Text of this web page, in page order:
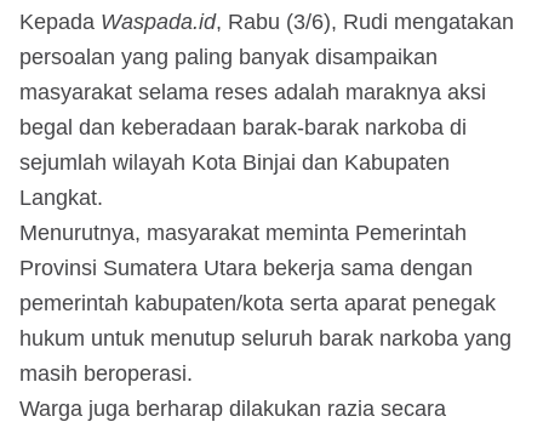
Kepada Waspada.id, Rabu (3/6), Rudi mengatakan
persoalan yang paling banyak disampaikan
masyarakat selama reses adalah maraknya aksi
begal dan keberadaan barak-barak narkoba di
sejumlah wilayah Kota Binjai dan Kabupaten
Langkat.
Menurutnya, masyarakat meminta Pemerintah
Provinsi Sumatera Utara bekerja sama dengan
pemerintah kabupaten/kota serta aparat penegak
hukum untuk menutup seluruh barak narkoba yang
masih beroperasi.
Warga juga berharap dilakukan razia secara